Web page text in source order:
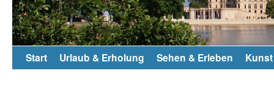
Start Urlaub & Erholung Sehen & Erleben